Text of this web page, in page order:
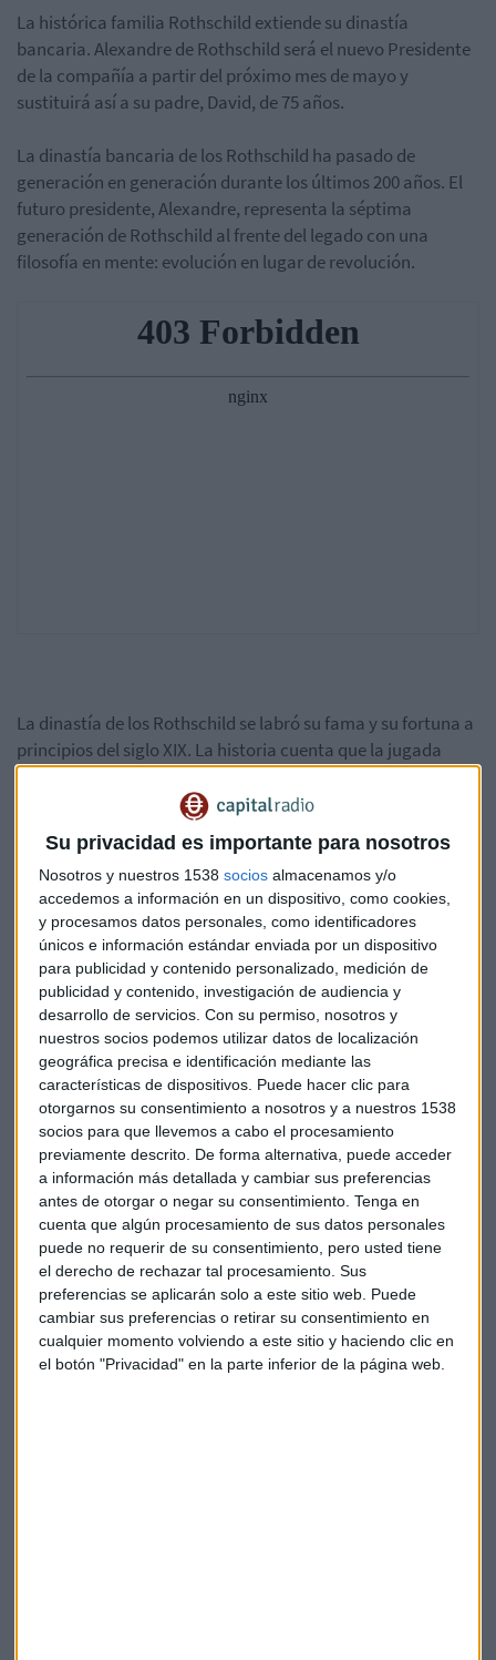
Su privacidad es importante para nosotros
Nosotros y nuestros 1538 socios almacenamos y/o
accedemos a información en un dispositivo, como cookies,
y procesamos datos personales, como identificadores
únicos e información estándar enviada por un dispositivo
para publicidad y contenido personalizado, medición de
publicidad y contenido, investigación de audiencia y
desarrollo de servicios. Con su permiso, nosotros y
nuestros socios podemos utilizar datos de localización
geográfica precisa e identificación mediante las
características de dispositivos. Puede hacer clic para
otorgarnos su consentimiento a nosotros y a nuestros 1538
socios para que llevemos a cabo el procesamiento
previamente descrito. De forma alternativa, puede acceder
a información más detallada y cambiar sus preferencias
antes de otorgar o negar su consentimiento. Tenga en
cuenta que algún procesamiento de sus datos personales
puede no requerir de su consentimiento, pero usted tiene
el derecho de rechazar tal procesamiento. Sus
preferencias se aplicarán solo a este sitio web. Puede
cambiar sus preferencias o retirar su consentimiento en
cualquier momento volviendo a este sitio y haciendo clic en
el botón "Privacidad" en la parte inferior de la página web.
La histórica familia Rothschild extiende su dinastía
bancaria. Alexandre de Rothschild será el nuevo Presidente
de la compañía a partir del próximo mes de mayo y
sustituirá así a su padre, David, de 75 años.
La dinastía bancaria de los Rothschild ha pasado de
generación en generación durante los últimos 200 años. El
futuro presidente, Alexandre, representa la séptima
generación de Rothschild al frente del legado con una
filosofía en mente: evolución en lugar de revolución.
La dinastía de los Rothschild se labró su fama y su fortuna a
principios del siglo XIX. La historia cuenta que la jugada
maestra se realizó en la batalla de Waterloo. El artífice fue
Nathan Mayer Rothschild, de la segunda generación de la
Nathan fue espectador de la batalla y los Rothschild fueron
los primeros londinenses en saber que Wellington había sido
el vencedor frente a Napoleón. Y le sacaron jugo: vendieron
compulsivamente sus bonos del estado británico para
hacer creer al resto del mercado que Inglaterra había
perdido la batalla.
La bolsa británica se hundió. Pero antes de que la noticia
llegara a todo Londres, los Rothschild compraron de nuevo
cantidades masivas de esos bonos a precios ridículos.
Cuando se supo que Inglaterra había vencido, los precios se
dispararon y los Rothschild ganaron un millón de libras en
un solo día. Tras Waterloo, sus negocios no hicieron más que
incrementar sus beneficios.
Actualmente, Rothschild es uno de los principales bancos
franceses en el área de asesoramiento de fusiones y
adquisiciones en banca privada. La toma de relevo se
produce en un momento en el que su rival Lazard ha